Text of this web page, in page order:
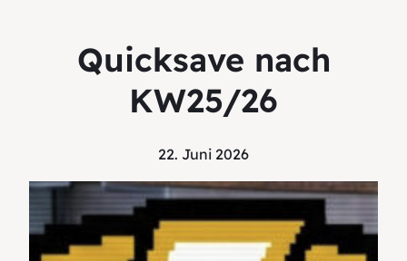
Quicksave nach
KW25/26
22. Juni 2026